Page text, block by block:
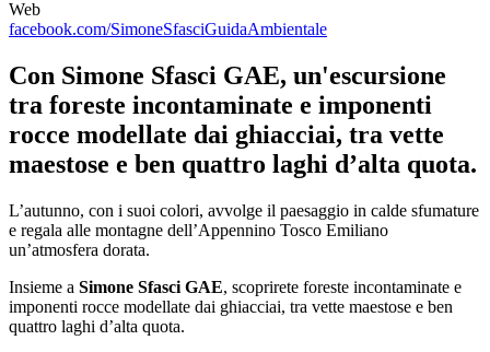
Web
facebook.com/SimoneSfasciGuidaAmbientale
Con Simone Sfasci GAE, un'escursione
tra foreste incontaminate e imponenti
rocce modellate dai ghiacciai, tra vette
maestose e ben quattro laghi d’alta quota.
L’autunno, con i suoi colori, avvolge il paesaggio in calde sfumature
e regala alle montagne dell’Appennino Tosco Emiliano
un’atmosfera dorata.
Insieme a Simone Sfasci GAE, scoprirete foreste incontaminate e
imponenti rocce modellate dai ghiacciai, tra vette maestose e ben
quattro laghi d’alta quota.